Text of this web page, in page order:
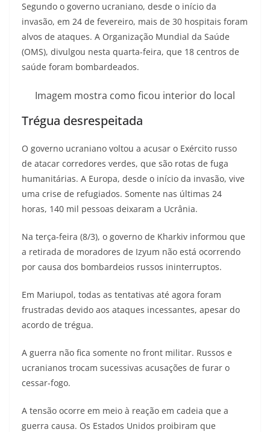
Segundo o governo ucraniano, desde o início da
invasão, em 24 de fevereiro, mais de 30 hospitais foram
alvos de ataques. A Organização Mundial da Saúde
(OMS), divulgou nesta quarta-feira, que 18 centros de
saúde foram bombardeados.
Imagem mostra como ficou interior do local
Trégua desrespeitada
O governo ucraniano voltou a acusar o Exército russo
de atacar corredores verdes, que são rotas de fuga
humanitárias. A Europa, desde o início da invasão, vive
uma crise de refugiados. Somente nas últimas 24
horas, 140 mil pessoas deixaram a Ucrânia.
Na terça-feira (8/3), o governo de Kharkiv informou que
a retirada de moradores de Izyum não está ocorrendo
por causa dos bombardeios russos ininterruptos.
Em Mariupol, todas as tentativas até agora foram
frustradas devido aos ataques incessantes, apesar do
acordo de trégua.
A guerra não fica somente no front militar. Russos e
ucranianos trocam sucessivas acusações de furar o
cessar-fogo.
A tensão ocorre em meio à reação em cadeia que a
guerra causa. Os Estados Unidos proibiram que